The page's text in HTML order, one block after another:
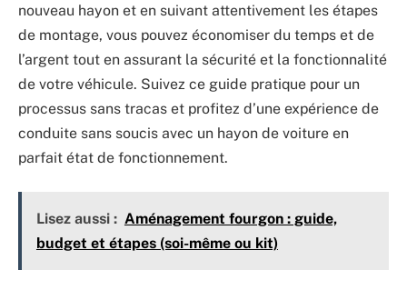
nouveau hayon et en suivant attentivement les étapes
de montage, vous pouvez économiser du temps et de
l’argent tout en assurant la sécurité et la fonctionnalité
de votre véhicule. Suivez ce guide pratique pour un
processus sans tracas et profitez d’une expérience de
conduite sans soucis avec un hayon de voiture en
parfait état de fonctionnement.
Lisez aussi : Aménagement fourgon : guide,
budget et étapes (soi-même ou kit)